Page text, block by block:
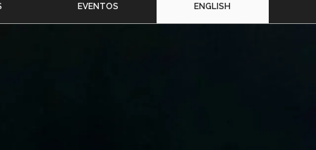
EVENTOS ENGLISH